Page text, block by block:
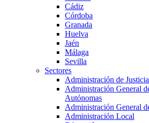
Cádiz
Córdoba
Granada
Huelva
Jaén
Málaga
Sevilla
Sectores
Administración de Justicia
Administración General
Autónomas
Administración General
Administración Local